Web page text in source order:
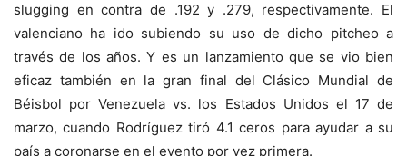
slugging en contra de .192 y .279, respectivamente. El
valenciano ha ido subiendo su uso de dicho pitcheo a
través de los años. Y es un lanzamiento que se vio bien
eficaz también en la gran final del Clásico Mundial de
Béisbol por Venezuela vs. los Estados Unidos el 17 de
marzo, cuando Rodríguez tiró 4.1 ceros para ayudar a su
país a coronarse en el evento por vez primera.